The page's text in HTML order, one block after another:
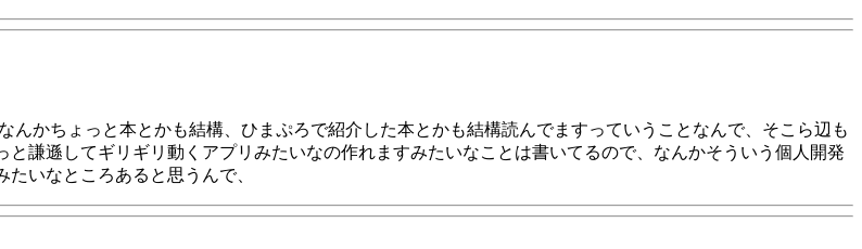
かちょっと本とかも結構、ひまぷろで紹介した本とかも結構読んでますっていうことなんで、そこら辺も
謙遜してギリギリ動くアプリみたいなの作れますみたいなことは書いてるので、なんかそういう個人開発
いなところあると思うんで、